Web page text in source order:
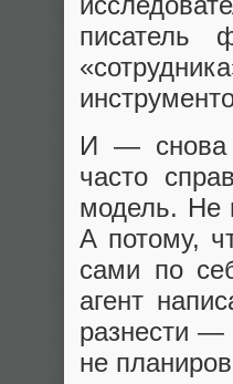
писатель
И — снова
часто
модель. Не
А потому,
сами по
агент
разнести —
не